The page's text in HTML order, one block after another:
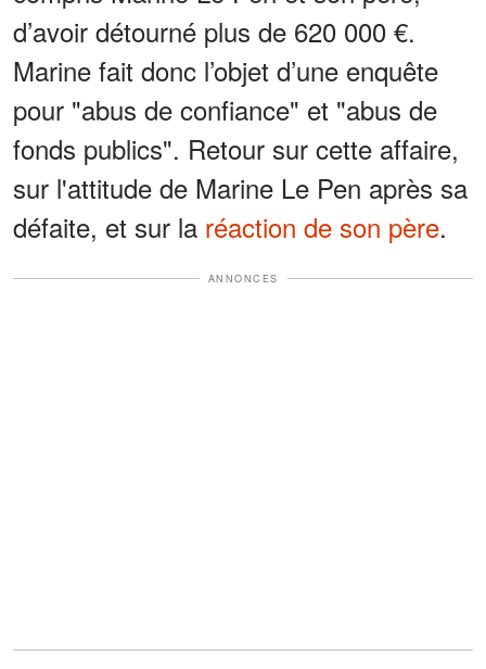
d’avoir détourné plus de 620 000 €.
Marine fait donc l’objet d’une enquête
pour "abus de confiance" et "abus de
fonds publics". Retour sur cette affaire,
sur l'attitude de Marine Le Pen après sa
défaite, et sur la réaction de son père.
ANNONCES